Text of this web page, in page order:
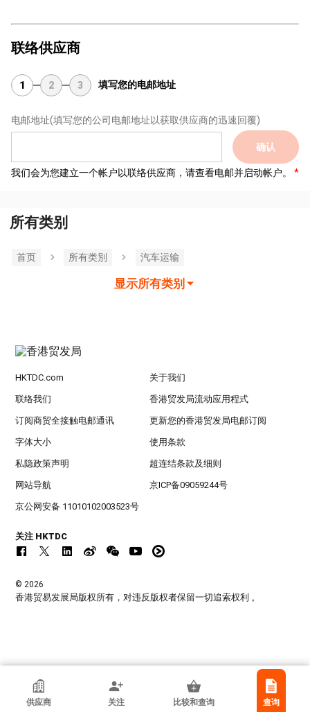
联络供应商
1 2 3 填写您的电邮地址
电邮地址(填写您的公司电邮地址以获取供应商的迅速回覆)
确认
我们会为您建立一个帐户以联络供应商，请查看电邮并启动帐户。
所有类别
首页 所有类別 汽车运输
显示所有类别
广州市车智连电子有限公司
中国内地广东省
供应商 关注 比较和查询 查询
HKTDC.com 关于我们
联络我们 香港贸发局流动应用程式
订阅商贸全接触电邮通讯 更新您的香港贸发局电邮订阅
字体大小 使用条款
私隐政策声明 超连结条款及细则
网站导航 京ICP备09059244号
京公网安备 11010102003523号
关注 HKTDC
© 2026
香港贸易发展局版权所有，对违反版权者保留一切追索权利 。